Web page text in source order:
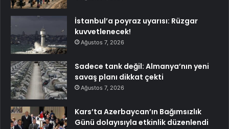
İstanbul’a poyraz uyarısı: Rüzgar
kuvvetlenecek!
Ağustos 7, 2026
Sadece tank değil: Almanya’nın yeni
savaş planı dikkat çekti
Ağustos 7, 2026
Kars’ta Azerbaycan’ın Bağımsızlık
Günü dolayısıyla etkinlik düzenlendi